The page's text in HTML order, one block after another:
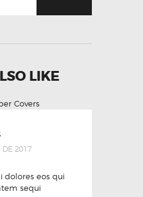
LIKE
DE 2017
dolores eos qui
sequi